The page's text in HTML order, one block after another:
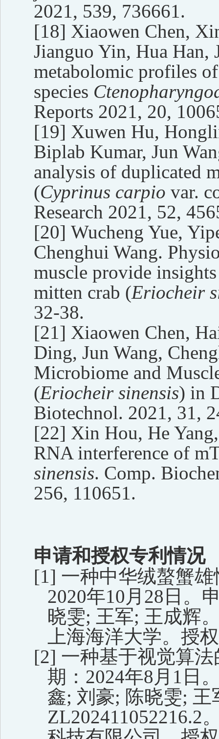
2021, 539, 736661.
[18] Xiaowen Chen,
Jianguo Yin, Hua Han,
metabolomic profiles
species
Reports 2021, 20,
[19] Xuwen Hu,
Biplab Kumar, Jun
analysis of duplicated
(Cyprinus carpio var.
Research 2021, 52,
[20] Wucheng Yue,
Chenghui Wang.
muscle provide
mitten crab (Eriocheir
32-38.
[21] Xiaowen Chen,
Ding, Jun Wang,
Microbiome and
(Eriocheir sinensis) in
Biotechnol. 2021, 31,
[22] Xin Hou, He
RNA interference of
sinensis. Comp.
256, 110651.
申请和授权专利情况
[1] 一种中华绒螯蟹雄
2020年10 月 28 日。
晓雯; 王军; 王成辉
上海海洋大学。授权
[2] 一种基于视觉算
期：2024年8 月 1 日
鑫; 刘豪; 陈晓雯; 王
ZL202411052216.2